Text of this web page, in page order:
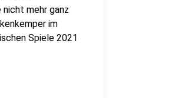
mehr ganz
im
Spiele 2021